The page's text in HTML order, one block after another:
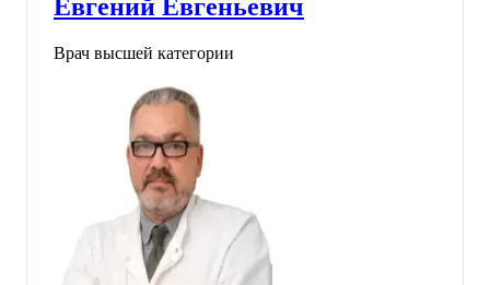
Евгений Евгеньевич
Врач высшей категории